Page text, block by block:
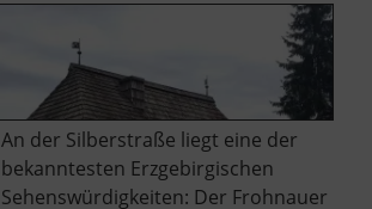
An der Silberstraße liegt eine der
bekanntesten Erzgebirgischen
Sehenswürdigkeiten: Der Frohnauer